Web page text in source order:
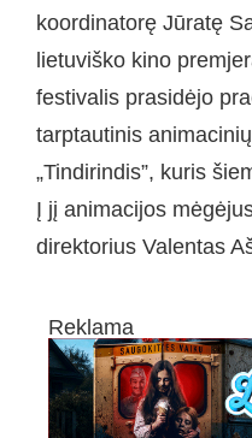
koordinatorę Jūratę
lietuviško kino
festivalis prasidėjo
tarptautinis
„Tindirindis”, kuris
Į jį animacijos
direktorius Valentas
Reklama